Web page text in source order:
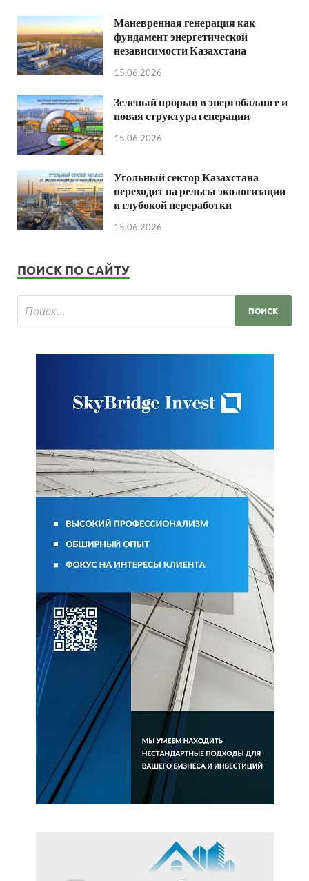
Маневренная генерация как
фундамент энергетической
независимости Казахстана
15.06.2026
Зеленый прорыв в энергобалансе и
новая структура генерации
15.06.2026
Угольный сектор Казахстана
переходит на рельсы экологизации
и глубокой переработки
15.06.2026
ПОИСК ПО САЙТУ